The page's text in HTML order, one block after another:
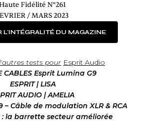
Fidélité N°261
/ MARS 2023
L'INTÉGRALITÉ DU MAGAZINE
tests pour Esprit Audio
CABLES Esprit Lumina G9
ESPRIT | LISA
AUDIO | AMELIA
– Câble de modulation XLR & RCA
: la barrette secteur améliorée